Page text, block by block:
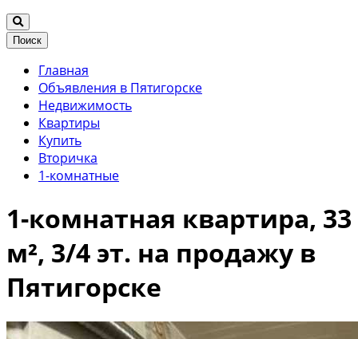
Поиск
Главная
Объявления в Пятигорске
Недвижимость
Квартиры
Купить
Вторичка
1-комнатные
1-комнатная квартира, 33
м², 3/4 эт. на продажу в
Пятигорске